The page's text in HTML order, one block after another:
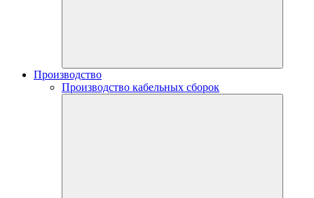
Производство
Производство кабельных сборок